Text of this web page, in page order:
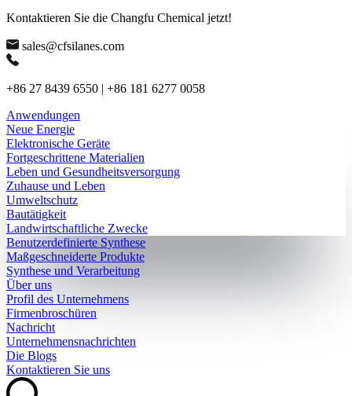
Kontaktieren Sie die Changfu Chemical jetzt!
sales@cfsilanes.com
+86 27 8439 6550 | +86 181 6277 0058
Anwendungen
Neue Energie
Elektronische Geräte
Fortgeschrittene Materialien
Leben und Gesundheitsversorgung
Zuhause und Leben
Umweltschutz
Bautätigkeit
Landwirtschaftliche Zwecke
Benutzerdefinierte Synthese
Maßgeschneiderte Produkte
Synthese und Verarbeitung
Über uns
Profil des Unternehmens
Firmenbroschüren
Nachricht
Unternehmensnachrichten
Die Blogs
Kontaktieren Sie uns